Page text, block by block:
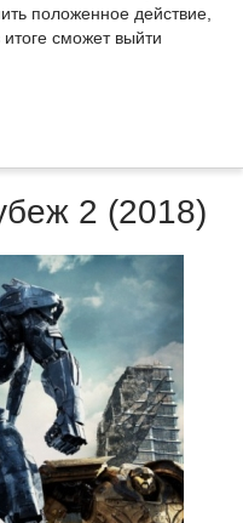
положенное действие,
сможет выйти
2 (2018)